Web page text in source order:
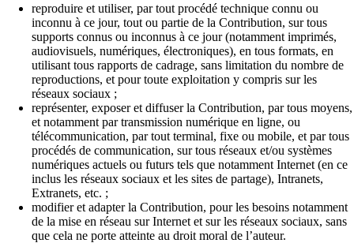
reproduire et utiliser, par tout procédé technique connu ou
inconnu à ce jour, tout ou partie de la Contribution, sur tous
supports connus ou inconnus à ce jour (notamment imprimés,
audiovisuels, numériques, électroniques), en tous formats, en
utilisant tous rapports de cadrage, sans limitation du nombre de
reproductions, et pour toute exploitation y compris sur les
réseaux sociaux ;
représenter, exposer et diffuser la Contribution, par tous moyens,
et notamment par transmission numérique en ligne, ou
télécommunication, par tout terminal, fixe ou mobile, et par tous
procédés de communication, sur tous réseaux et/ou systèmes
numériques actuels ou futurs tels que notamment Internet (en ce
inclus les réseaux sociaux et les sites de partage), Intranets,
Extranets, etc. ;
modifier et adapter la Contribution, pour les besoins notamment
de la mise en réseau sur Internet et sur les réseaux sociaux, sans
que cela ne porte atteinte au droit moral de l’auteur.